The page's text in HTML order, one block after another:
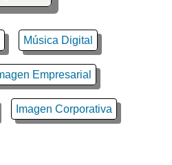
Música Digital
Empresarial
Imagen Corporativa